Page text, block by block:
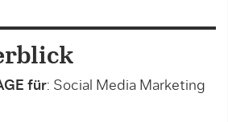
für: Social Media Marketing